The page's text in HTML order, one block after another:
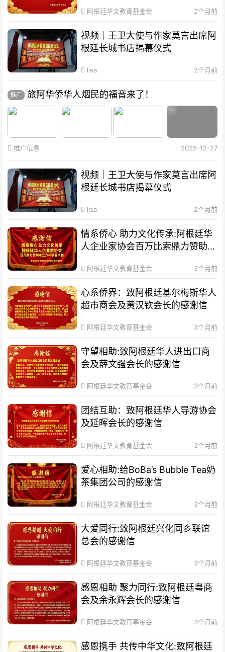
阿根廷华文教育基金会 2个月前
视频｜王卫大使与作家莫言出席阿
根廷长城书店揭幕仪式
lisa 2个月前
推广 旅阿华侨华人烟民的福音来了！
推广信息 2025-12-27
视频｜王卫大使与作家莫言出席阿
根廷长城书店揭幕仪式
lisa 2个月前
情系侨心 助力文化传承:阿根廷华
人企业家协会百万比索鼎力赞助水
阿根廷华文教育基金会 3个月前
心系侨界​：致阿根廷基尔梅斯华人
超市商会及黄汉钦会长的感谢信
阿根廷华文教育基金会 3个月前
守望相助:致阿根廷华人进出口商
会及薛文强会长的感谢信
阿根廷华文教育基金会 3个月前
团结互助：致阿根廷华人导游协会
及延晖会长的感谢信
阿根廷华文教育基金会 3个月前
爱心相助:给BoBa’s Bubble Tea奶
茶集团公司的感谢信
阿根廷华文教育基金会 3个月前
大爱同行:致阿根廷兴化同乡联谊
总会的感谢信
阿根廷华文教育基金会 3个月前
感恩相助 聚力同行:致阿根廷粤商
会及余永辉会长的感谢信
阿根廷华文教育基金会 3个月前
感恩携手 共传中华文化:致阿根廷